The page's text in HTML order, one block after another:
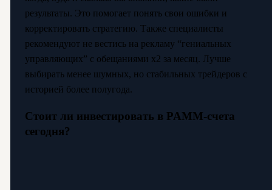
результаты. Это помогает понять свои ошибки и
корректировать стратегию. Также специалисты
рекомендуют не вестись на рекламу “гениальных
управляющих” с обещаниями х2 за месяц. Лучше
выбирать менее шумных, но стабильных трейдеров с
историей более полугода.
Стоит ли инвестировать в PAMM-счета
сегодня?